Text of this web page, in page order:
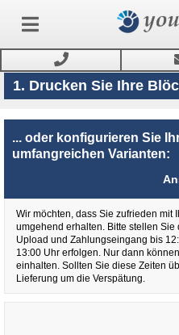
Anmelden
Service
Newsletter
1. Drucken Sie Ihre
... oder konfigurieren Sie
umfangreichen Varianten:
Wir möchten, dass Sie zufrieden mit
umgehend erhalten. Bitte stellen
Upload und Zahlungseingang bis
13:00 Uhr erfolgen. Nur dann
einhalten. Sollten Sie diese Zeiten
Lieferung um die Verspätung.